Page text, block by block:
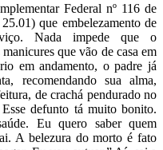
Federal nº 116 de
que embelezamento de
Nada impede que o
que vão de casa em
em andamento, o padre já
recomendando sua alma,
de crachá pendurado no
defunto tá muito bonito.
Eu quero saber quem
A belezura do morto é fato